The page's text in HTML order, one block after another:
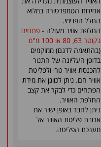
אחידות הטמפרטורה במלוא
החלל הפנימי.
החלפת אוויר מעולה - פתחים
בקוטר 63, 80 או 100 מ"מ
(בהתאמה לדגם) ממוקמים
בדופן העליונה של התנור
להכנסת אוויר טרי ולפליטת
אוויר חם. ניתן לכוונן את מידת
הפתחים כדי לבקר את קצב
החלפת האוויר.
ניתן לחבר באופן ישיר את
ארובת פליטת האוויר אל
מערכת הפליטה.